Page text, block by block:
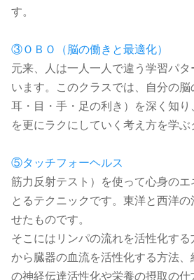
す。
③ＯＢＯ（脳の働きと最適化）
元来、人は一人一人で違う学習パ
います。このクラスでは、自分の脳
耳・目・手・足の利き）を深く知
を更にラクにしていく考え方を学ぶ
⑤タッチフォーヘルス
筋力反射テスト）を使って心身の
とるテクニックです。東洋と西洋
せたものです。
そこにはリンパの流れを活性化す
から臓器の血流を活性化する方法
の神経伝達活性化や栄養の摂取の仕